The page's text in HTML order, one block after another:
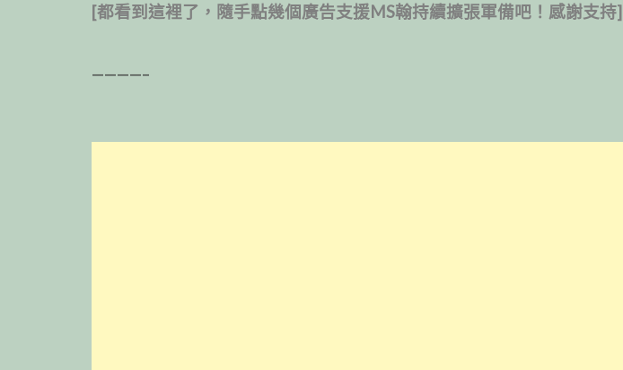
[都看到這裡了，隨手點幾個廣告支援MS翰持續擴張軍備吧！感謝支持]
————–